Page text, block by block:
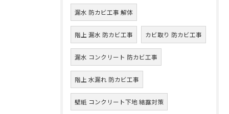
漏水 防カビ工事 解体
階上 漏水 防カビ工事 カビ取り 防カビ工事
漏水 コンクリート 防カビ工事
階上 水漏れ 防カビ工事
壁紙 コンクリート下地 結露対策